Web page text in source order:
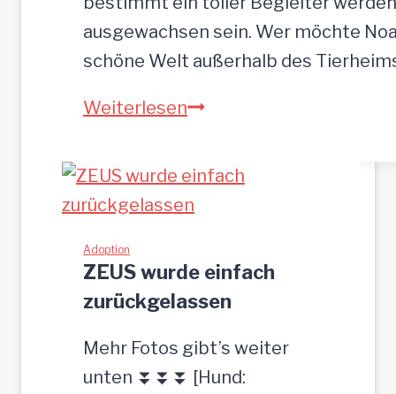
r
o
p
a
t
e
s
u
c
ausgewachsen sein. Wer möchte
schöne Welt außerhalb des
WeiterlesenN
A
ü
b
s
c
Adoption
ZEUS wurde einfach
zurückgelassen
Mehr Fotos gibt’s weiter
unten ⏬⏬⏬ [Hund: